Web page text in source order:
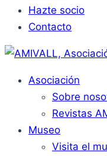
Hazte socio
Contacto
Asociación
Sobre
Revistas
Museo
Visita el